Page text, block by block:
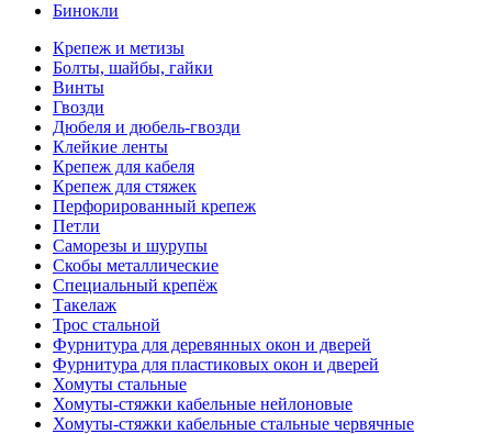
Бинокли
Крепеж и метизы
Болты, шайбы, гайки
Винты
Гвозди
Дюбеля и дюбель-гвозди
Клейкие ленты
Крепеж для кабеля
Крепеж для стяжек
Перфорированный крепеж
Петли
Саморезы и шурупы
Скобы металлические
Специальный крепёж
Такелаж
Трос стальной
Фурнитура для деревянных окон и дверей
Фурнитура для пластиковых окон и дверей
Хомуты стальные
Хомуты-стяжки кабельные нейлоновые
Хомуты-стяжки кабельные стальные червячные